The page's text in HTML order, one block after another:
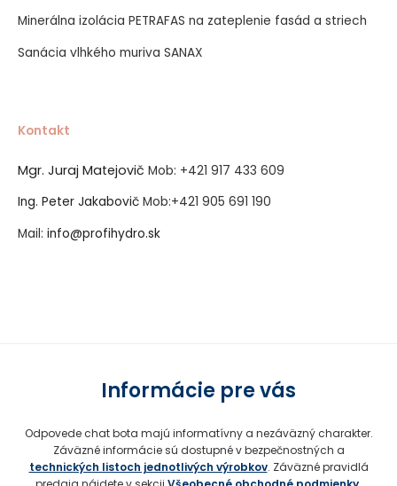
Minerálna izolácia PETRAFAS na zateplenie fasád a striech
Sanácia vlhkého muriva SANAX
Kontakt
Mgr. Juraj Matejovič Mob: +421 917 433 609
Ing. Peter Jakabovič Mob:+421 905 691 190
Mail: info@profihydro.sk
Informácie pre vás
Odpovede chat bota majú informatívny a nezáväzný charakter.
Záväzné informácie sú dostupné v bezpečnostných a
technických listoch jednotlivých výrobkov. Záväzné pravidlá